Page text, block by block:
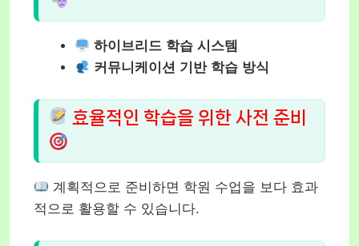
하이브리드 학습 시스템
커뮤니케이션 기반 학습 방식
효율적인 학습을 위한 사전 준비
계획적으로 준비하면 학원 수업을 보다 효과
적으로 활용할 수 있습니다.